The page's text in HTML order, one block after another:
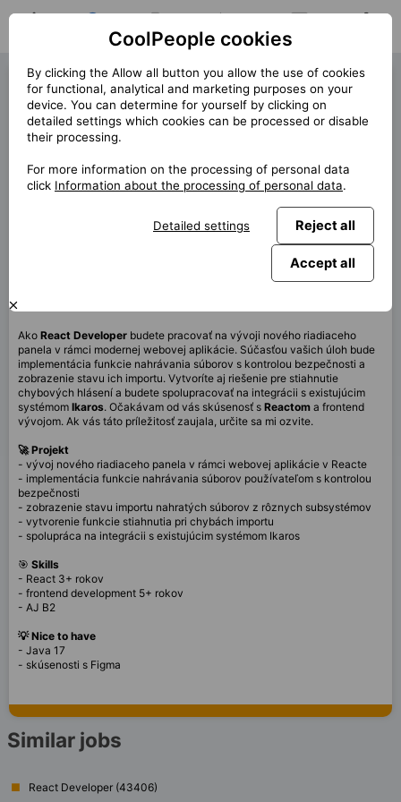
Job search My jobs Notifications Messages
React Developer (40363)
« Back
Location
Bratislava, Praha, Brno, Košice
Start (lenght)
10/2025 (6m)
Ako React Developer budete pracovať na vývoji nového riadiaceho
panela v rámci modernej webovej aplikácie. Súčasťou vašich úloh bude
implementácia funkcie nahrávania súborov s kontrolou bezpečnosti a
zobrazenie stavu ich importu. Vytvoríte aj riešenie pre stiahnutie
chybových hlásení a budete spolupracovať na integrácii s existujúcim
systémom Ikaros. Očakávam od vás skúsenosť s Reactom a frontend
vývojom. Ak vás táto príležitosť zaujala, určite sa mi ozvite.
🚀 Projekt
- vývoj nového riadiaceho panela v rámci webovej aplikácie v Reacte
- implementácia funkcie nahrávania súborov používateľom s kontrolou
bezpečnosti
- zobrazenie stavu importu nahratých súborov z rôznych subsystémov
- vytvorenie funkcie stiahnutia pri chybách importu
- spolupráca na integrácii s existujúcim systémom Ikaros
🎯 Skills
- React 3+ rokov
- frontend development 5+ rokov
- AJ B2
💡 Nice to have
- Java 17
- skúsenosti s Figma
Similar jobs
React Developer (43406)
CoolPeople cookies
By clicking the Allow all button you allow the use of cookies
for functional, analytical and marketing purposes on your
device. You can determine for yourself by clicking on
detailed settings which cookies can be processed or disable
their processing.
For more information on the processing of personal data
click Information about the processing of personal data.
Detailed settings Reject all
Accept all